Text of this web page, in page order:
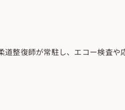
整復師が常駐し、エコー検査や